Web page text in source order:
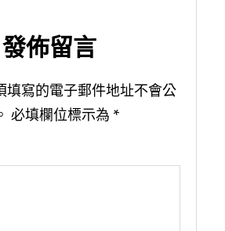
發佈留言
填寫的電子郵件地址不會公
必填欄位標示為 *